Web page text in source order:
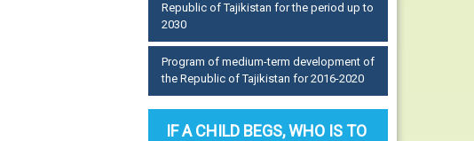
Republic of Tajikistan for the period up to
2030
Program of medium-term development of
the Republic of Tajikistan for 2016-2020
IF A CHILD BEGS, WHO IS TO